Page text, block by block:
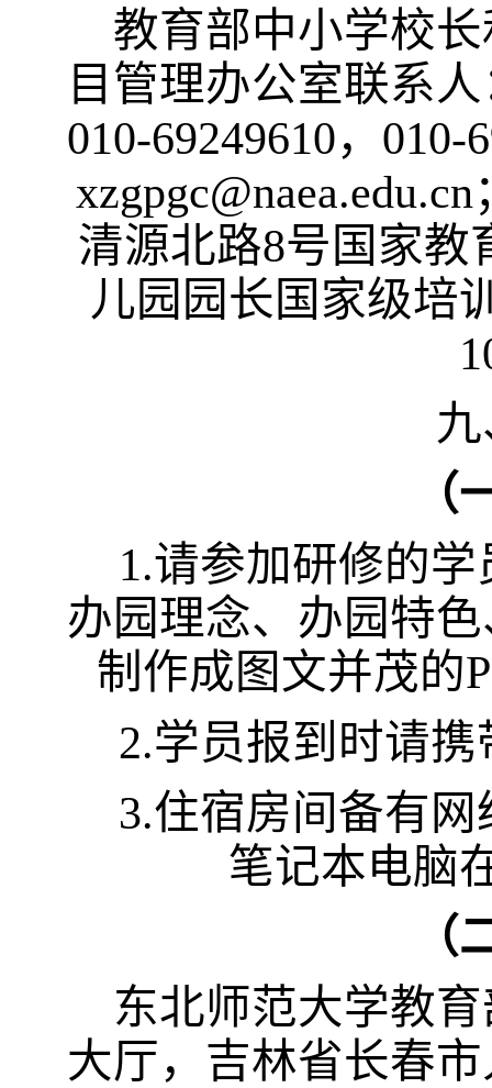
教育部中小学校
目管理办公室联系
010-69249610， 010-
xzgpgc@naea.edu.cn
清源北路8号国家教
儿园园长国家级培
（
1.请参加研修的学
办园理念、办园特
制作成图文并茂的
2.学员报到时请
3.住宿房间备有
笔记本电脑
（
东北师范大学教
大厅，吉林省长春